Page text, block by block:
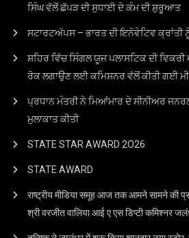
ਸਿੰਘ ਵੱਲੋਂ ਛੱਪੜ ਦੀ ਸੁਧਾਈ ਦੇ ਕੰਮ ਦੀ ਸ਼ੁਰੂਆਤ
ਸਟਾਰਟਅੱਪਸ – ਭਾਰਤ ਦੀ ਇਨੋਵੇਟਿਵ ਕ੍ਰਾਂਤੀ
ਸ਼ਹਿਰ ਵਿੱਚ ਸਿੰਗਲ ਯੂਜ ਪਲਾਸਟਿਕ ਦੀ
ਰੋਕ ਲਗਾਉਣ ਲਈ ਕਮਿਸ਼ਨਰ ਵੱਲੋਂ ਕੀਤੀ ਗਈ
ਪ੍ਰਧਾਨ ਮੰਤਰੀ ਨੇ ਮਿਆਂਮਾਰ ਦੇ ਸੀਨੀਅਰ
ਮੁਲਾਕਾਤ ਕੀਤੀ
STATE STAR AWARD 2O26
STATE AWARD
राष्ट्रीय मीडिया समूह आज तक आमने सामने की
श्री वरजीत वालिया आई ए एस डिप्टी कमिश्नर